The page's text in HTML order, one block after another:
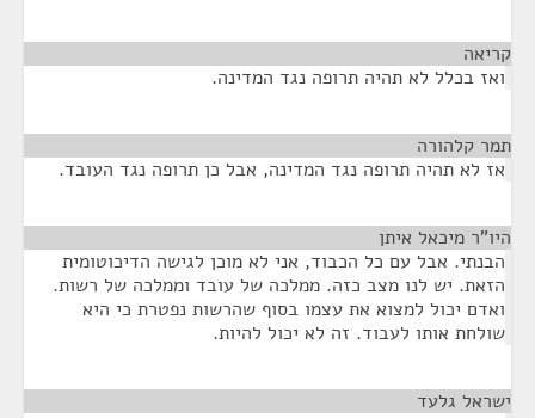
קריאה
ואז בכלל לא תהיה תרופה נגד המדינה.
תמר קלהורה
אז לא תהיה תרופה נגד המדינה, אבל כן תרופה נגד העובד.
היו"ר מיכאל איתן
הבנתי. אבל עם כל הכבוד, אני לא מוכן לגישה הדיכוטומית
הזאת. יש לנו מצב כזה. ממלכה של עובד וממלכה של רשות.
ואדם יכול למצוא את עצמו בסוף שהרשות נפטרת כי היא
שולחת אותו לעבוד. זה לא יכול להיות.
ישראל גלעד